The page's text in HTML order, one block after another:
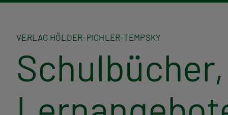
VERLAG HÖLDER-PICHLER-TEMPSKY